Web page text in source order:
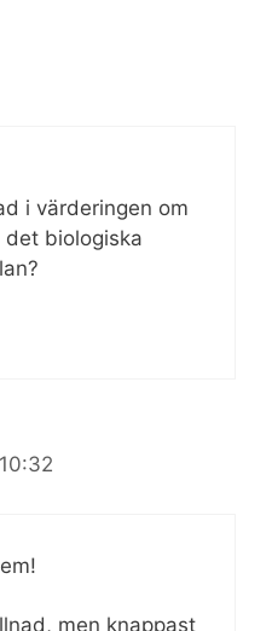
i värderingen om
biologiska
men knappast